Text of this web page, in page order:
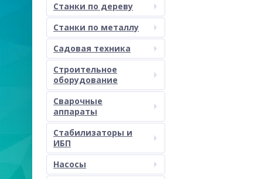
Станки по дереву
Станки по металлу
Садовая техника
Строительное
оборудование
Сварочные
аппараты
Стабилизаторы и
ИБП
Насосы